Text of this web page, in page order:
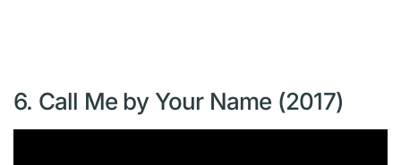
6. Call Me by Your Name (2017)